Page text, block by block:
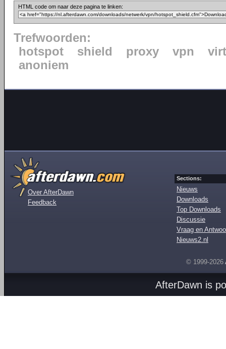
HTML code om naar deze pagina te linken:
Trefwoorden:
hotspot
shield proxy vpn
anoniem
Over AfterDawn
Feedback
Sections:
Nieuws
Downloads
Top Downloads
Discussie
Vraag en
Nieuws2.nl
© 1999-2026
AfterDawn is